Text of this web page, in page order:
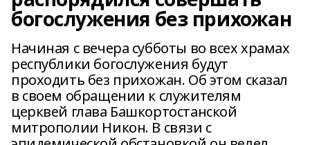
богослужения без прихожан
Начиная с вечера субботы во всех храмах
республики богослужения будут
проходить без прихожан. Об этом сказал
в своем обращении к служителям
церквей глава Башкортостанской
митрополии Никон. В связи с